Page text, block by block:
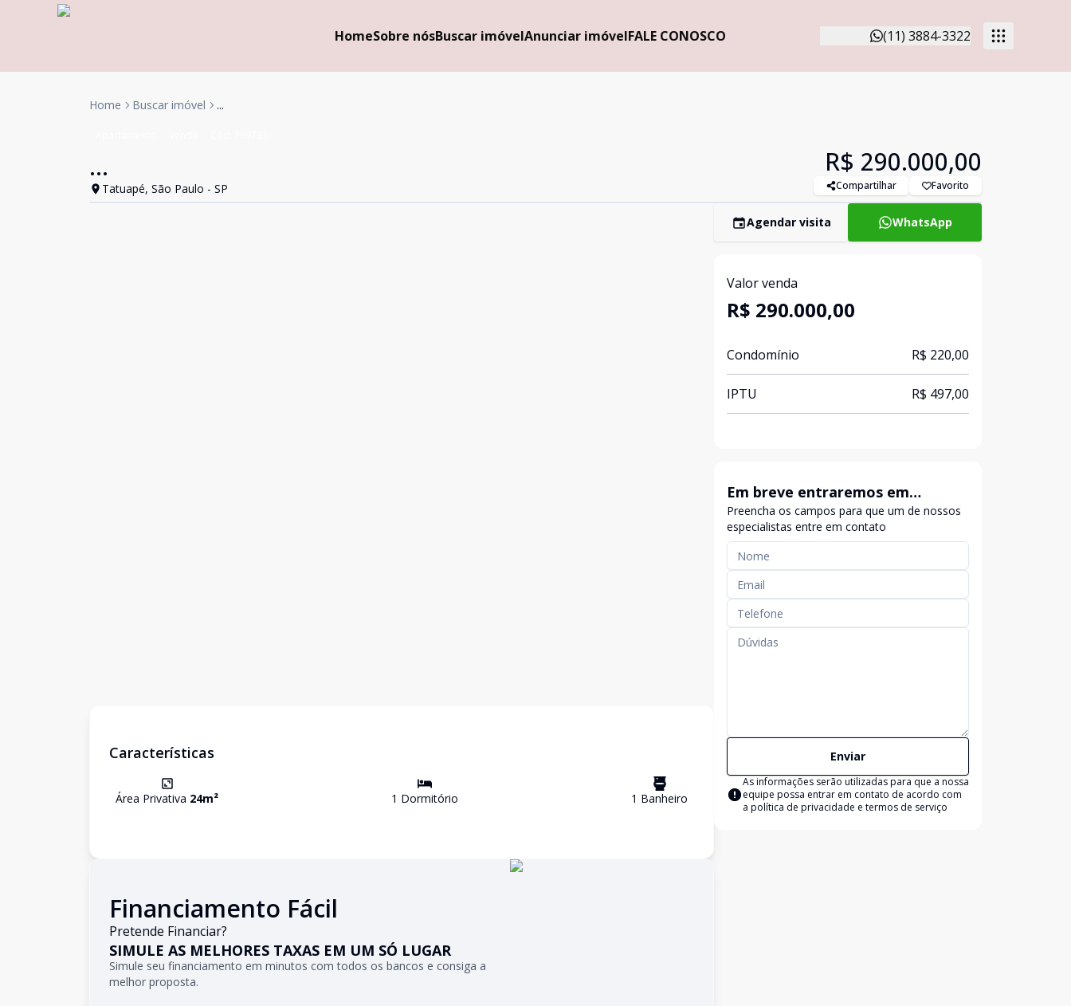
HomeSobre nósBuscar imóvelAnunciar imóvelFALE CONOSCO (11) 3884-3322
Home Buscar imóvel ...
...
Tatuapé, São Paulo - SP
R$ 290.000,00
Compartilhar Favorito
Características
Área Privativa 24m² 1 Dormitório 1 Banheiro
Financiamento Fácil
Pretende Financiar?
SIMULE AS MELHORES TAXAS EM UM SÓ LUGAR
Simule seu financiamento em minutos com todos os bancos e consiga a
melhor proposta.
Agendar visita WhatsApp
Valor venda
R$ 290.000,00
Condomínio R$ 220,00
IPTU R$ 497,00
Em breve entraremos em
contato
Preencha os campos para que um de nossos
especialistas entre em contato
Enviar
As informações serão utilizadas para que a nossa
equipe possa entrar em contato de acordo com
a política de privacidade e termos de serviço